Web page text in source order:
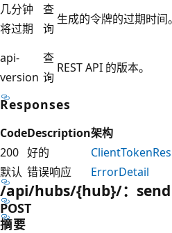
几分钟
将过期
查
询
生成的令牌的过期时间。
api-
version
查
询
REST API 的版本。
Responses
CodeDescription架构
200 好的
默认 错误响应 ErrorDetail
/api/hubs/{hub}/：send
POST
摘要